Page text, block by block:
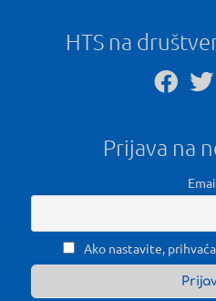
HTS na
Prijava na
Ako nastavite,